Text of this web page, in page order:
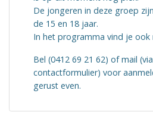
De jongeren in deze groep
de 15 en 18 jaar.
In het programma vind je ook
Bel (0412 69 21 62) of mail
contactformulier) voor
gerust even.